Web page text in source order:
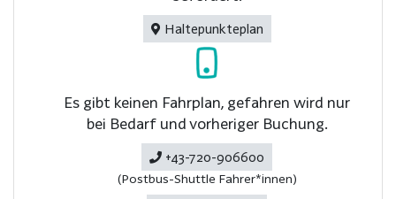
Haltepunkteplan
Es gibt keinen Fahrplan, gefahren wird nur
bei Bedarf und vorheriger Buchung.
+43-720-906600
(Postbus-Shuttle Fahrer*innen)